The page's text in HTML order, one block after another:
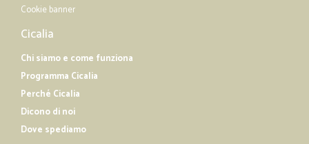
Cookie banner
Cicalia
Chi siamo e come funziona
Programma Cicalia
Perché Cicalia
Dicono di noi
Dove spediamo